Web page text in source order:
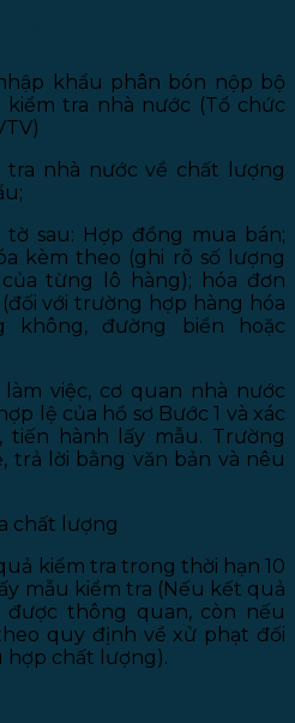
khẩu phân bón nộp bộ
kiểm tra nhà nước (Tổ chức
tra nhà nước về chất lượng
tờ sau: Hợp đồng mua bán;
kèm theo (ghi rõ số lượng
từng lô hàng); hóa đơn
với trường hợp hàng hóa
không, đường biển hoặc
việc, cơ quan nhà nước
lệ của hồ sơ Bước 1 và xác
tiến hành lấy mẫu. Trường
trả lời bằng văn bản và nêu
chất lượng
kiểm tra trong thời hạn 10
mẫu kiểm tra (Nếu kết quả
thông quan, còn nếu
quy định về xử phạt đối
hợp chất lượng).